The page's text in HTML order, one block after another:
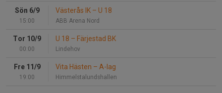
Sön 6/9
15:00
Västerås IK – U 18
ABB Arena Nord
Tor 10/9
00:00
U 18 – Färjestad BK
Lindehov
Fre 11/9
19:00
Vita Hästen – A-lag
Himmelstalundshallen